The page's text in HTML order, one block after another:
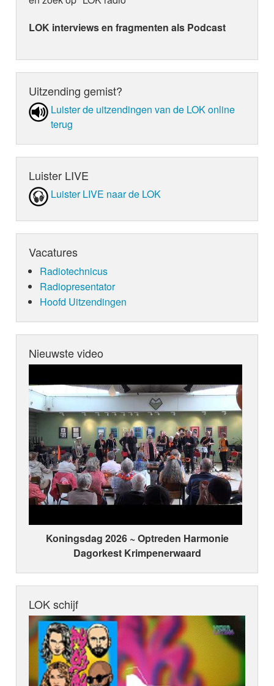
LOK interviews en fragmenten als Podcast
Uitzending gemist?
Luister de uit­zen­din­gen van de LOK online
terug
Luister LIVE
Luister LIVE naar de LOK
Vacatures
Radiotechnicus
Radiopresentator
Hoofd Uitzendingen
Nieuwste video
Koningsdag 2026 ~ Optreden Harmonie
Dagorkest Krimpenerwaard
LOK schijf